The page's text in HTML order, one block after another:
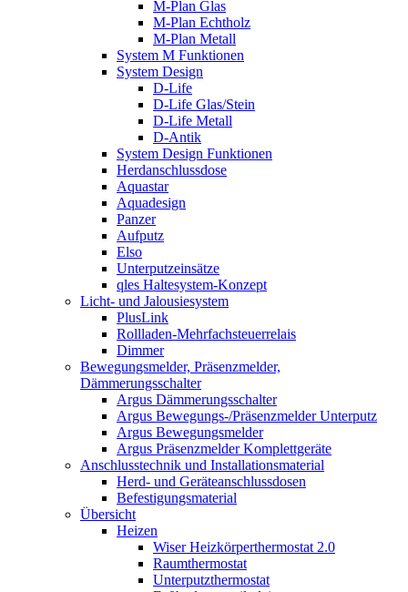
M-Plan Glas
M-Plan Echtholz
M-Plan Metall
System M Funktionen
System Design
D-Life
D-Life Glas/Stein
D-Life Metall
D-Antik
System Design Funktionen
Herdanschlussdose
Aquastar
Aquadesign
Panzer
Aufputz
Elso
Unterputzeinsätze
qles Haltesystem-Konzept
Licht- und Jalousiesystem
PlusLink
Rollladen-Mehrfachsteuerrelais
Dimmer
Bewegungsmelder, Präsenzmelder,
Dämmerungsschalter
Argus Dämmerungsschalter
Argus Bewegungs-/Präsenzmelder Unterputz
Argus Bewegungsmelder
Argus Präsenzmelder Komplettgeräte
Anschlusstechnik und Installationsmaterial
Herd- und Geräteanschlussdosen
Befestigungsmaterial
Übersicht
Heizen
Wiser Heizkörperthermostat 2.0
Raumthermostat
Unterputzthermostat